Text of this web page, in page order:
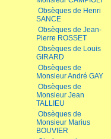
Obsèques de Henri
SANCE
Obsèques de Jean-
Pierre ROSSET
Obsèques de Louis
GIRARD
Obsèques de
Monsieur André GAY
Obsèques de
Monsieur Jean
TALLIEU
Obsèques de
Monsieur Marius
BOUVIER